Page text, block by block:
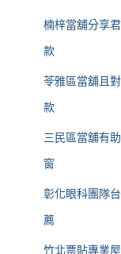
楠梓當舖分享
款
苓雅區當舖且
款
三民區當舖有
窗
彰化眼科團隊
薦
竹北票貼專業